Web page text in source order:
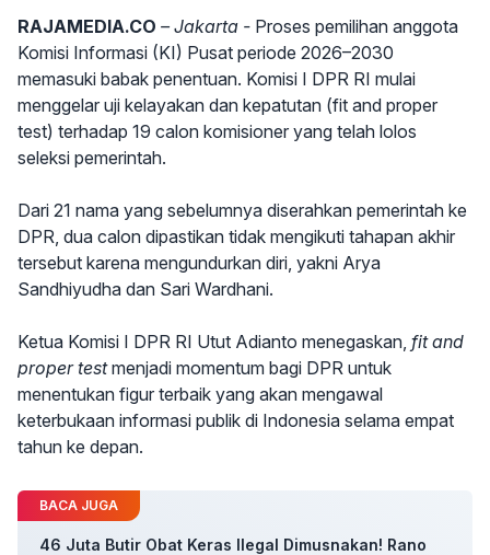
RAJAMEDIA.CO – Jakarta - Proses pemilihan anggota
Komisi Informasi (KI) Pusat periode 2026–2030
memasuki babak penentuan. Komisi I DPR RI mulai
menggelar uji kelayakan dan kepatutan (fit and proper
test) terhadap 19 calon komisioner yang telah lolos
seleksi pemerintah.
Dari 21 nama yang sebelumnya diserahkan pemerintah ke
DPR, dua calon dipastikan tidak mengikuti tahapan akhir
tersebut karena mengundurkan diri, yakni Arya
Sandhiyudha dan Sari Wardhani.
Ketua Komisi I DPR RI Utut Adianto menegaskan, fit and
proper testmenjadi momentum bagi DPR untuk
menentukan figur terbaik yang akan mengawal
keterbukaan informasi publik di Indonesia selama empat
tahun ke depan.
BACA JUGA
46 Juta Butir Obat Keras Ilegal Dimusnakan! Rano